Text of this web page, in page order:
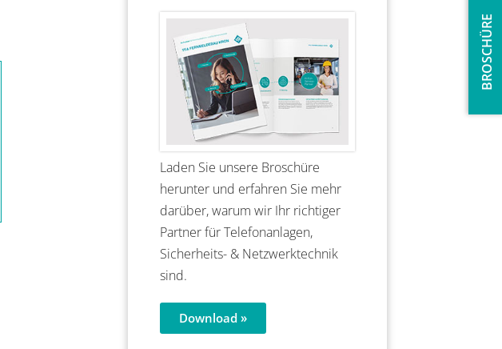
BROSCHÜRE
Laden Sie unsere Broschüre
herunter und erfahren Sie mehr
darüber, warum wir Ihr richtiger
Partner für Telefonanlagen,
Sicherheits- & Netzwerktechnik
sind.
Download »